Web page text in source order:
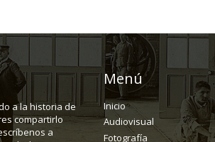
a la historia de
compartirlo
a
Menú
Inicio
Audiovisual
Fotografía